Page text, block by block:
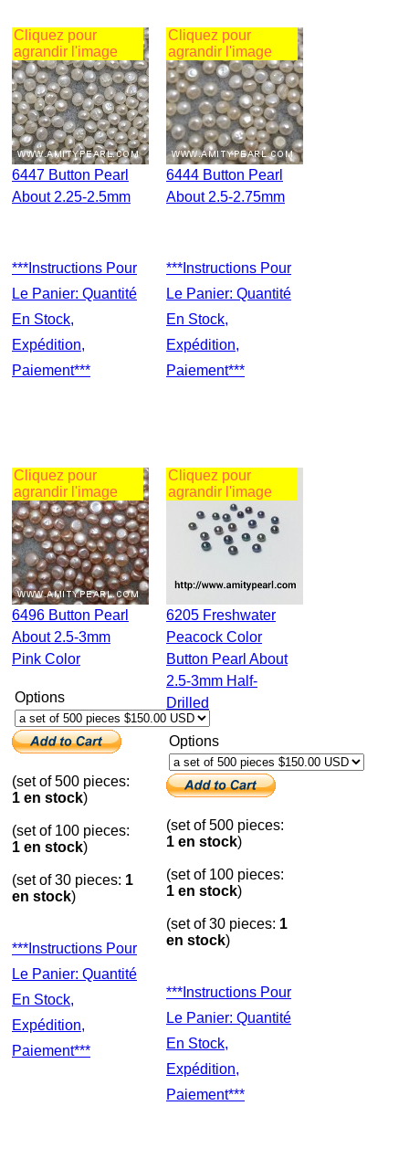
Cliquez pour
agrandir l'image
6447 Button Pearl
About 2.25-2.5mm
***Instructions Pour
Le Panier: Quantité
En Stock,
Expédition,
Paiement***
Cliquez pour
agrandir l'image
6444 Button Pearl
About 2.5-2.75mm
***Instructions Pour
Le Panier: Quantité
En Stock,
Expédition,
Paiement***
Cliquez pour
agrandir l'image
6496 Button Pearl
About 2.5-3mm
Pink Color
Options
(set of 500 pieces:
1 en stock)
(set of 100 pieces:
1 en stock)
(set of 30 pieces: 1
en stock)
***Instructions Pour
Le Panier: Quantité
En Stock,
Expédition,
Paiement***
Cliquez pour
agrandir l'image
6205 Freshwater
Peacock Color
Button Pearl About
2.5-3mm Half-
Drilled
Options
(set of 500 pieces:
1 en stock)
(set of 100 pieces:
1 en stock)
(set of 30 pieces: 1
en stock)
***Instructions Pour
Le Panier: Quantité
En Stock,
Expédition,
Paiement***